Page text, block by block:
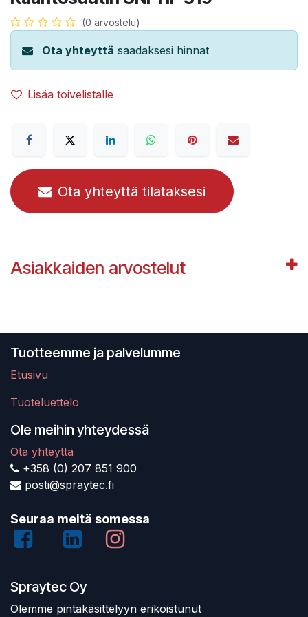
(0 arvostelu)
Ota yhteyttä saadaksesi hinnat
Lisää toivelistalle
Ota yhteyttä tilataksesi
Asiakkaiden arvostelut
Tuotteemme ja palvelumme
Etusivu
Tuoteluettelo
Ole meihin yhteydessä
Ota yhteyttä
+358 (0) 207 851 900
posti@spraytec.fi
Seuraa meitä somessa
Spraytec Oy
Olemme pintakäsittelyyn erikoistunut